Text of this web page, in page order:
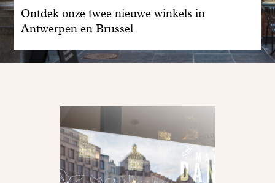
Ontdek onze twee nieuwe winkels in
Antwerpen en Brussel